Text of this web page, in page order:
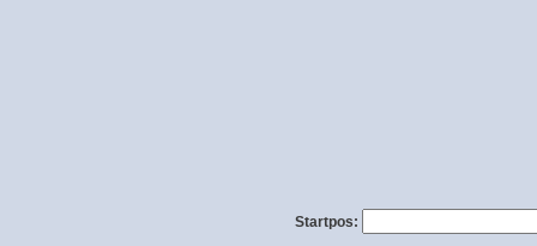
Startpos: